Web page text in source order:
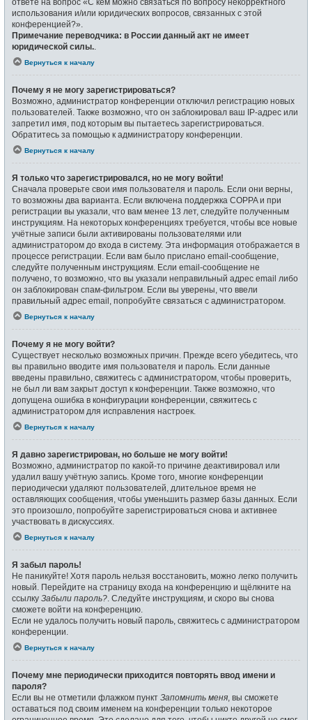
использования и/или юридических вопросов, связанных с этой
конференцией?».
Примечание переводчика: в России данный акт не имеет
юридической силы.
Вернуться к началу
Почему я не могу зарегистрироваться?
Возможно, администратор конференции отключил регистрацию новых
пользователей. Также возможно, что он заблокировал ваш IP-адрес или
запретил имя, под которым вы пытаетесь зарегистрироваться.
Обратитесь за помощью к администратору конференции.
Вернуться к началу
Я только что зарегистрировался, но не могу войти!
Сначала проверьте свои имя пользователя и пароль. Если они верны,
то возможны два варианта. Если включена поддержка COPPA и при
регистрации вы указали, что вам менее 13 лет, следуйте полученным
инструкциям. На некоторых конференциях требуется, чтобы все новые
учётные записи были активированы пользователями или
администратором до входа в систему. Эта информация отображается в
процессе регистрации. Если вам было прислано email-сообщение,
следуйте полученным инструкциям. Если email-сообщение не
получено, то возможно, что вы указали неправильный адрес email либо
он заблокирован спам-фильтром. Если вы уверены, что ввели
правильный адрес email, попробуйте связаться с администратором.
Вернуться к началу
Почему я не могу войти?
Существует несколько возможных причин. Прежде всего убедитесь, что
вы правильно вводите имя пользователя и пароль. Если данные
введены правильно, свяжитесь с администратором, чтобы проверить,
не был ли вам закрыт доступ к конференции. Также возможно, что
допущена ошибка в конфигурации конференции, свяжитесь с
администратором для исправления настроек.
Вернуться к началу
Я давно зарегистрирован, но больше не могу войти!
Возможно, администратор по какой-то причине деактивировал или
удалил вашу учётную запись. Кроме того, многие конференции
периодически удаляют пользователей, длительное время не
оставляющих сообщения, чтобы уменьшить размер базы данных. Если
это произошло, попробуйте зарегистрироваться снова и активнее
участвовать в дискуссиях.
Вернуться к началу
Я забыл пароль!
Не паникуйте! Хотя пароль нельзя восстановить, можно легко получить
новый. Перейдите на страницу входа на конференцию и щёлкните на
ссылку Забыли пароль? . Следуйте инструкциям, и скоро вы снова
сможете войти на конференцию.
Если не удалось получить новый пароль, свяжитесь с администратором
конференции.
Вернуться к началу
Почему мне периодически приходится повторять ввод имени и
пароля?
Если вы не отметили флажком пункт Запомнить меня , вы сможете
оставаться под своим именем на конференции только некоторое